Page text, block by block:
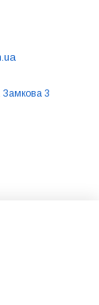
Замкова 3